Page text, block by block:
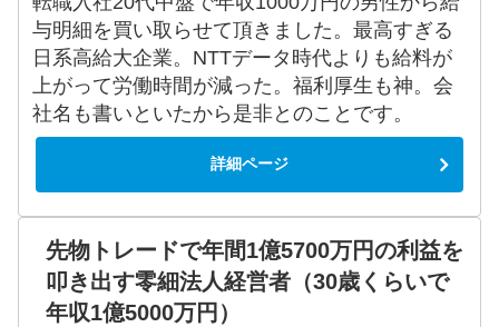
与明細を買い取らせて頂きました。最高すぎる
日系高給大企業。NTTデータ時代よりも給料が
上がって労働時間が減った。福利厚生も神。会
社名も書いといたから是非とのことです。
詳細ページ
先物トレードで年間1億5700万円の利益を
叩き出す零細法人経営者（30歳くらいで
年収1億5000万円）